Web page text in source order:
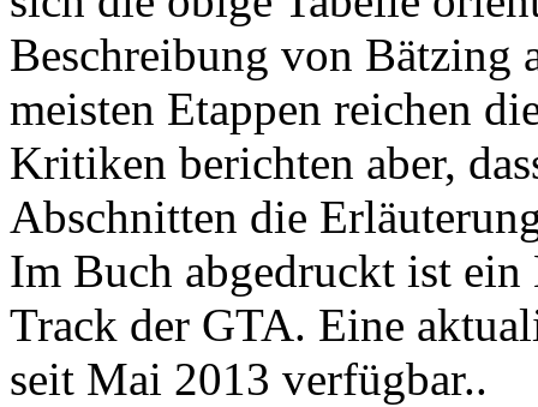
Beschreibung von
meisten Etappen reichen
Kritiken berichten aber,
Abschnitten die
Im Buch abgedruckt ist
Track der GTA. Eine
seit Mai 2013 verfügbar..